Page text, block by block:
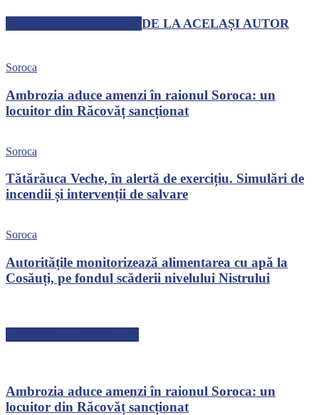
DE LA ACELAȘI AUTOR
Soroca
Ambrozia aduce amenzi în raionul Soroca: un
locuitor din Răcovăț sancționat
Soroca
Tătărăuca Veche, în alertă de exercițiu. Simulări de
incendii și intervenții de salvare
Soroca
Autoritățile monitorizează alimentarea cu apă la
Cosăuți, pe fondul scăderii nivelului Nistrului
Ambrozia aduce amenzi în raionul Soroca: un
locuitor din Răcovăț sancționat